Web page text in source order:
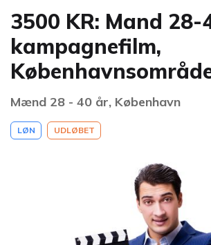
3500 KR: Mand
kampagnefilm,
Mænd 28 - 40 år, København
LØN UDLØBET